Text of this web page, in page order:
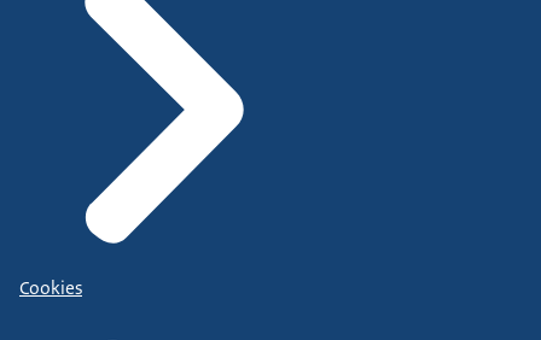
Cookies